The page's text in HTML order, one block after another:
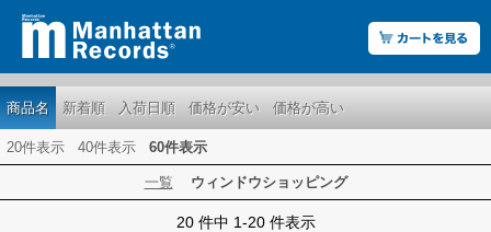
商品名 新着順 入荷日順 価格が安い 価格が高い
20件表示 40件表示 60件表示
一覧 ウィンドウショッピング
20 件中 1-20 件表示